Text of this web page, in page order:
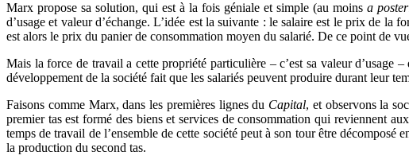
Marx propose sa solution, qui est à la fois géniale et simple (au moins a
d’usage et valeur d’échange. L’idée est la suivante : le salaire est le prix de
est alors le prix du panier de consommation moyen du salarié. De ce point de
Mais la force de travail a cette propriété particulière – c’est sa valeur d’usage
développement de la société fait que les salariés peuvent produire durant leur
Faisons comme Marx, dans les premières lignes du Capital, et observons la
premier tas est formé des biens et services de consommation qui reviennent
temps de travail de l’ensemble de cette société peut à son tour être
la production du second tas.